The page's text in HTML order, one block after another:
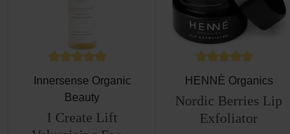
Durchschnittliche Bewertung von 5 von 5 Sternen
Innersense Organic
Beauty
I Create Lift
Durchschnittliche
HENNÈ Organics
Nordic Berries Lip
Exfoliator